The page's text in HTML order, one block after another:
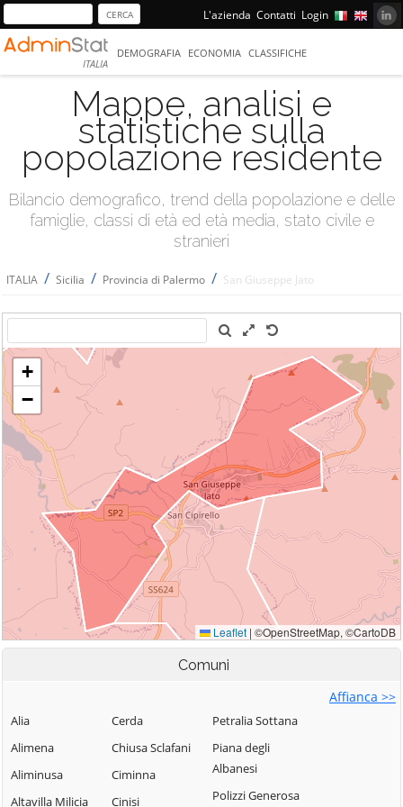
L'azienda Contatti Login
ITALIA
DEMOGRAFIA ECONOMIA CLASSIFICHE
Mappe, analisi e
statistiche sulla
popolazione residente
Bilancio demografico, trend della popolazione e delle
famiglie, classi di età ed età media, stato civile e
stranieri
ITALIA / Sicilia / Provincia di Palermo / San Giuseppe Jato
Comuni
Affianca >>
Alia
Alimena
Aliminusa
Altavilla Milicia
Cerda
Chiusa Sclafani
Ciminna
Cinisi
Petralia Sottana
Piana degli
Albanesi
Polizzi Generosa